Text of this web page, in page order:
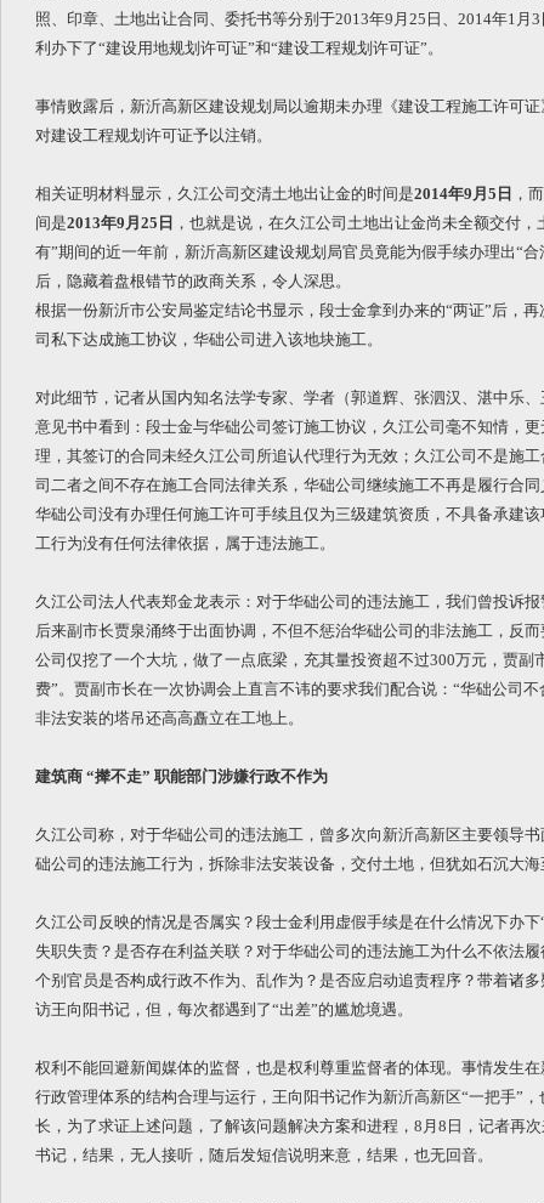
照、印章、土地出让合同、委托书等分别于2013年9月25日、2014年1月
利办下了“建设用地规划许可证”和“建设工程规划许可证”。
事情败露后，新沂高新区建设规划局以逾期未办理《建设工程施工许可
对建设工程规划许可证予以注销。
相关证明材料显示，久江公司交清土地出让金的时间是2014年9月5日 ，
间是2013年9月25日 ，也就是说，在久江公司土地出让金尚未全额交付
有”期间的近一年前，新沂高新区建设规划局官员竟能为假手续办理出“
后，隐藏着盘根错节的政商关系，令人深思。
根据一份新沂市公安局鉴定结论书显示，段士金拿到办来的“两证”后，
司私下达成施工协议，华础公司进入该地块施工。
对此细节，记者从国内知名法学专家、学者（郭道辉、张泗汉、湛中乐
意见书中看到：段士金与华础公司签订施工协议，久江公司毫不知情，
理，其签订的合同未经久江公司所追认代理行为无效；久江公司不是施
司二者之间不存在施工合同法律关系，华础公司继续施工不再是履行合
华础公司没有办理任何施工许可手续且仅为三级建筑资质，不具备承建
工行为没有任何法律依据，属于违法施工。
久江公司法人代表郑金龙表示：对于华础公司的违法施工，我们曾投诉
后来副市长贾泉涌终于出面协调，不但不惩治华础公司的非法施工，反
公司仅挖了一个大坑，做了一点底梁，充其量投资超不过300万元，贾副
费”。贾副市长在一次协调会上直言不讳的要求我们配合说：“华础公司
非法安装的塔吊还高高矗立在工地上。
建筑商 “撵不走” 职能部门涉嫌行政不作为
久江公司称，对于华础公司的违法施工，曾多次向新沂高新区主要领导
础公司的违法施工行为，拆除非法安装设备，交付土地，但犹如石沉大
久江公司反映的情况是否属实？段士金利用虚假手续是在什么情况下办
失职失责？是否存在利益关联？对于华础公司的违法施工为什么不依法
个别官员是否构成行政不作为、乱作为？是否应启动追责程序？带着诸
访王向阳书记，但，每次都遇到了“出差”的尴尬境遇。
权利不能回避新闻媒体的监督，也是权利尊重监督者的体现。事情发生
行政管理体系的结构合理与运行，王向阳书记作为新沂高新区“一把手”
长，为了求证上述问题，了解该问题解决方案和进程，8月8日，记者再
书记，结果，无人接听，随后发短信说明来意，结果，也无回音。